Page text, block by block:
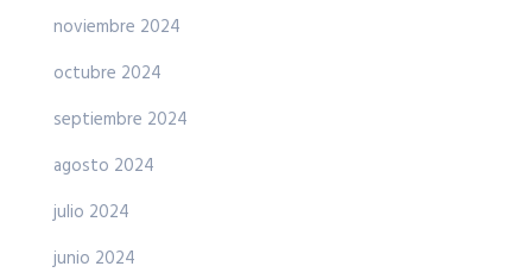
noviembre 2024
octubre 2024
septiembre 2024
agosto 2024
julio 2024
junio 2024